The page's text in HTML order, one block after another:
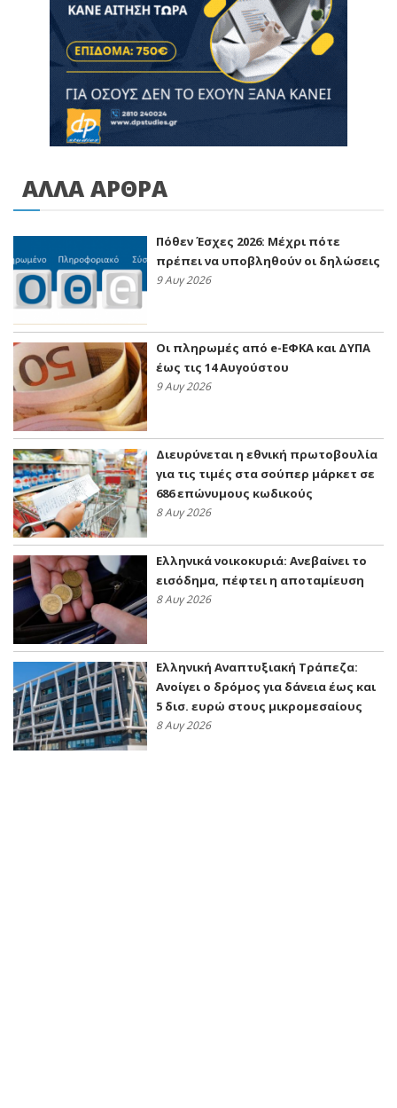
ΑΛΛΑ ΑΡΘΡΑ
Πόθεν Έσχες 2026: Μέχρι πότε
πρέπει να υποβληθούν οι δηλώσεις
9 Αυγ 2026
Οι πληρωμές από e-ΕΦΚΑ και ΔΥΠΑ
έως τις 14 Αυγούστου
9 Αυγ 2026
Διευρύνεται η εθνική πρωτοβουλία
για τις τιμές στα σούπερ μάρκετ σε
686 επώνυμους κωδικούς
8 Αυγ 2026
Ελληνικά νοικοκυριά: Ανεβαίνει το
εισόδημα, πέφτει η αποταμίευση
8 Αυγ 2026
Ελληνική Αναπτυξιακή Τράπεζα:
Ανοίγει ο δρόμος για δάνεια έως και
5 δισ. ευρώ στους μικρομεσαίους
8 Αυγ 2026